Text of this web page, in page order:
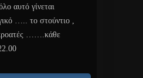
αυτό γίνεται
….. το στούντιο ,
…….κάθε